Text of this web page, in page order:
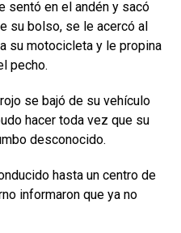
sentó en el andén y sacó
su bolso, se le acercó al
su motocicleta y le propina
pecho.
se bajó de su vehículo
hacer toda vez que su
desconocido.
hasta un centro de
informaron que ya no